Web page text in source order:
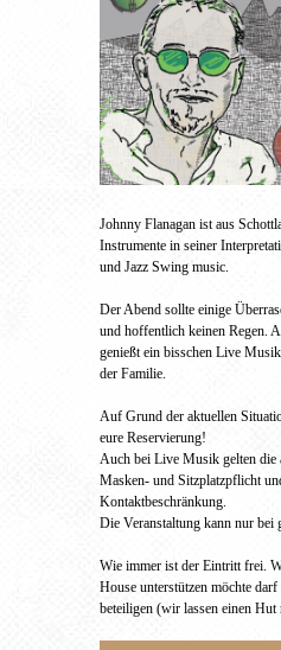
Johnny Flanagan ist aus
Instrumente in seiner
und Jazz Swing music.
Der Abend sollte einige
und hoffentlich keinen Regen.
genießt ein bisschen Live
der Familie.
Auf Grund der aktuellen
eure Reservierung!
Auch bei Live Musik gelten die
Masken- und Sitzplatzpflicht
Kontaktbeschränkung.
Die Veranstaltung kann nur bei
Wie immer ist der Eintritt frei.
House unterstützen möchte
beteiligen (wir lassen einen Hut